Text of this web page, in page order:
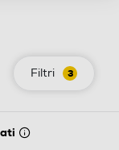
Filtri 3